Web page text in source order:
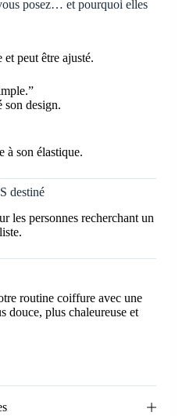
posez… et pourquoi elles
peut être ajusté.
son design.
à son élastique.
destiné
les personnes recherchant un
routine coiffure avec une
douce, plus chaleureuse et